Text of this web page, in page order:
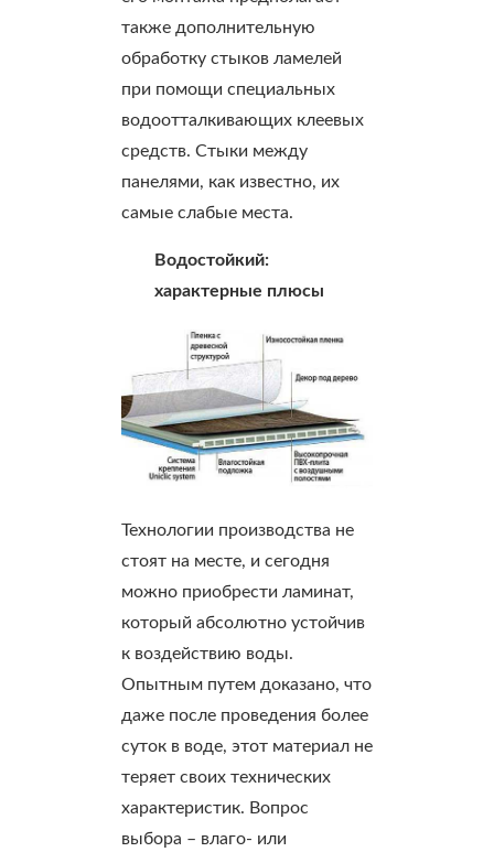
также дополнительную
обработку стыков ламелей
при помощи специальных
водоотталкивающих клеевых
средств. Стыки между
панелями, как известно, их
самые слабые места.
Водостойкий:
характерные плюсы
Технологии производства не
стоят на месте, и сегодня
можно приобрести ламинат,
который абсолютно устойчив
к воздействию воды.
Опытным путем доказано, что
даже после проведения более
суток в воде, этот материал не
теряет своих технических
характеристик. Вопрос
выбора – влаго- или